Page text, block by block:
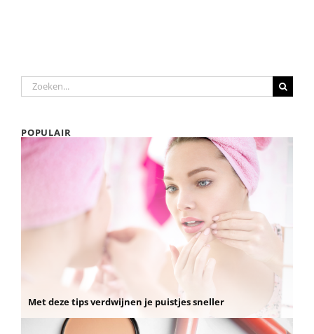
Zoeken
naar:
POPULAIR
Met deze tips verdwijnen je puistjes sneller